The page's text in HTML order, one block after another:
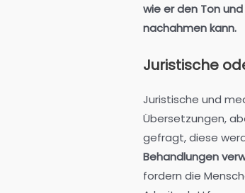
wie er den Ton
nachahmen kann.
Juristische
Juristische und
Übersetzungen,
gefragt, diese
Behandlungen
fordern die